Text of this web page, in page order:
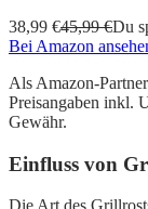
38,99 €45,99 €Du
Bei Amazon
Als Amazon-
Preisangaben inkl.
Gewähr.
Einfluss von